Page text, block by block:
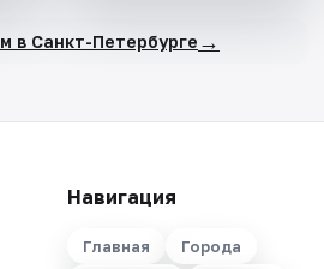
в Санкт-Петербурге →
Навигация
Главная Города